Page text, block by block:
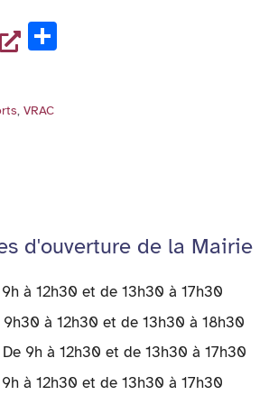
ri
Pr
, VRAC
d'ouverture de la Mairie
à 12h30 et de 13h30 à 17h30
à 12h30 et de 13h30 à 18h30
9h à 12h30 et de 13h30 à 17h30
à 12h30 et de 13h30 à 17h30